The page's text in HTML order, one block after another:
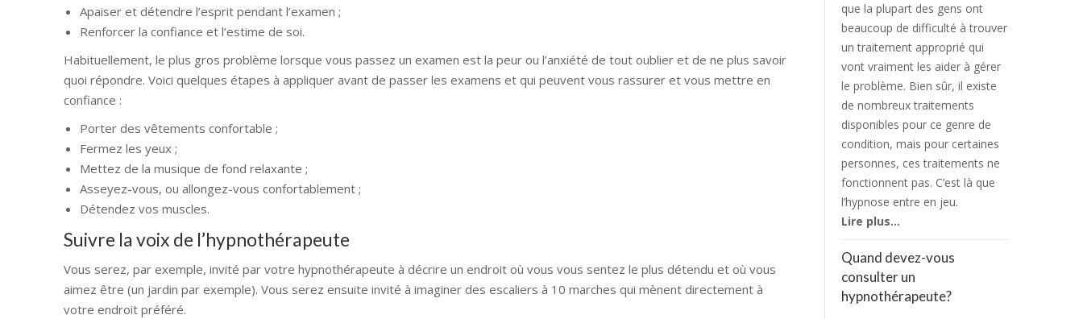
Apaiser et détendre l’esprit pendant l’examen ;
Renforcer la confiance et l’estime de soi.
Habituellement, le plus gros problème lorsque vous passez un examen est la peur ou l’anxiété de tout oublier et de ne plus savoir
quoi répondre. Voici quelques étapes à appliquer avant de passer les examens et qui peuvent vous rassurer et vous mettre en
confiance :
Porter des vêtements confortable ;
Fermez les yeux ;
Mettez de la musique de fond relaxante ;
Asseyez-vous, ou allongez-vous confortablement ;
Détendez vos muscles.
Suivre la voix de l’hypnothérapeute
Vous serez, par exemple, invité par votre hypnothérapeute à décrire un endroit où vous vous sentez le plus détendu et où vous
aimez être (un jardin par exemple). Vous serez ensuite invité à imaginer des escaliers à 10 marches qui mènent directement à
votre endroit préféré.
que la plupart des gens ont
beaucoup de difficulté à trouver
un traitement approprié qui
vont vraiment les aider à gérer
le problème. Bien sûr, il existe
de nombreux traitements
disponibles pour ce genre de
condition, mais pour certaines
personnes, ces traitements ne
fonctionnent pas. C’est là que
l’hypnose entre en jeu.
Lire plus…
Quand devez-vous
consulter un
hypnothérapeute?